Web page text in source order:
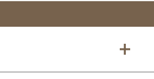
ップ